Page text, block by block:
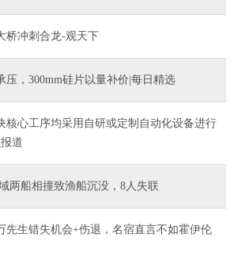
桥冲刺合龙-观天下
压，300mm硅片以量补价|每日精选
核心工序均采用自研或定制自动化设备进行
道
两船相撞致渔船沉没，8人失联
先生错失机会+伤退，名宿直言不如霍伊伦